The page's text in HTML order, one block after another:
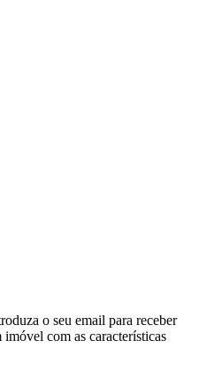
o seu email para receber
com as características